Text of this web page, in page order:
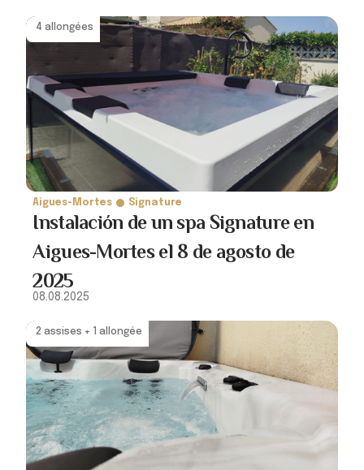
4 allongées
Aigues-Mortes Signature
Instalación de un spa Signature en
Aigues-Mortes el 8 de agosto de
2025
08.08.2025
2 assises + 1 allongée